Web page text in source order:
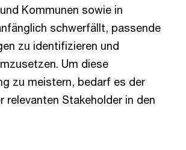
Kommunen sowie in
schwerfällt, passende
zu identifizieren und
Um diese
zu meistern, bedarf es der
relevanten Stakeholder in den